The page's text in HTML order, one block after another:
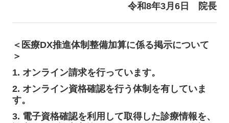
令和8年3月6日
院長
＜ 医療DX推進体制整備加算に係る掲示について
＞
1. オンライン請求を行っています。
2. オンライン資格確認を行う体制を有していま
す。
3. 電子資格確認を利用して取得した診療情報を、